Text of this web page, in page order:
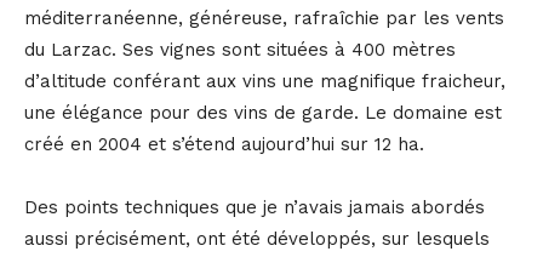
méditerranéenne, généreuse, rafraîchie par les vents
du Larzac. Ses vignes sont situées à 400 mètres
d’altitude conférant aux vins une magnifique fraicheur,
une élégance pour des vins de garde. Le domaine est
créé en 2004 et s’étend aujourd’hui sur 12 ha.
Des points techniques que je n’avais jamais abordés
aussi précisément, ont été développés, sur lesquels